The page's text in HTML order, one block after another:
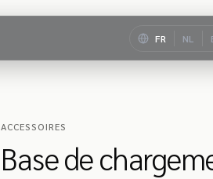
FR NL
ACCESSOIRES
Base de